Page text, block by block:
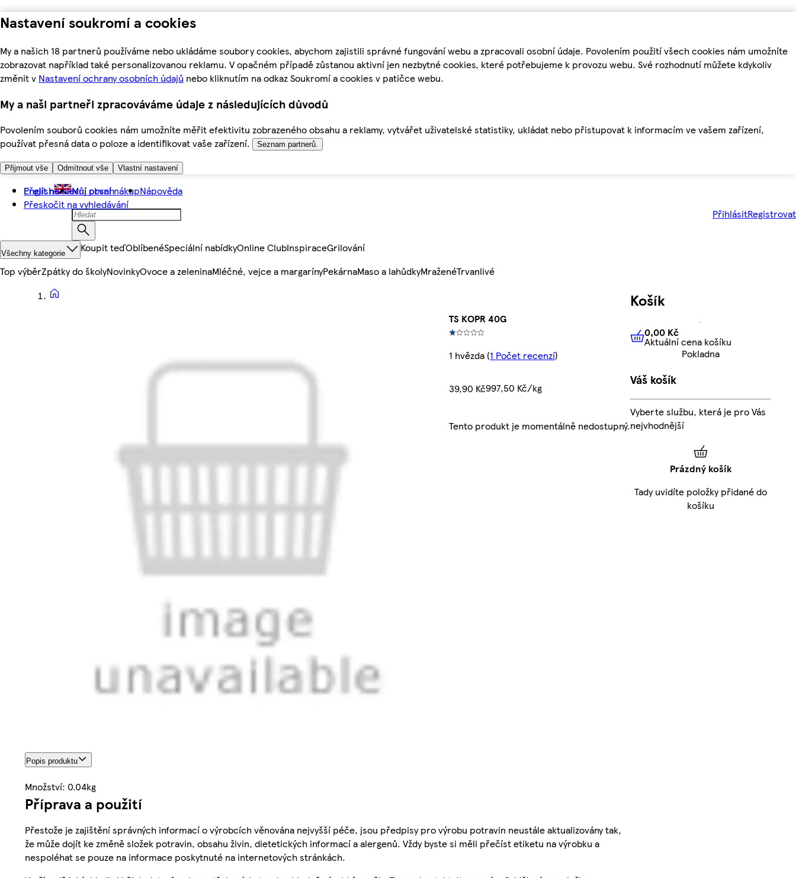
Nastavení soukromí a cookies
My a našich 18 partnerů používáme nebo ukládáme soubory cookies, abychom zajistili správné fungování webu a zpracovali osobní údaje. Povolením použití všech cookies nám umožníte
zobrazovat například také personalizovanou reklamu. V opačném případě zůstanou aktivní jen nezbytné cookies, které potřebujeme k provozu webu. Své rozhodnutí můžete kdykoliv
změnit v Nastavení ochrany osobních údajů nebo kliknutím na odkaz Soukromí a cookies v patičce webu.
My a naši partneři zpracováváme údaje z následujících důvodů
Povolením souborů cookies nám umožníte měřit efektivitu zobrazeného obsahu a reklamy, vytvářet uživatelské statistiky, ukládat nebo přistupovat k informacím ve vašem zařízení,
používat přesná data o poloze a identifikovat vaše zařízení.
Seznam partnerů.
Přijmout vše Odmítnout vše Vlastní nastavení
Přejít na hlavní obsah
Přeskočit na vyhledávání
English Můj první nákupNápověda
PřihlásitRegistrovat
Všechny kategorie Koupit teďOblíbenéSpeciální nabídkyOnline ClubInspiraceGrilování
Top výběrZpátky do školyNovinkyOvoce a zeleninaMléčné, vejce a margarínyPekárnaMaso a lahůdkyMraženéTrvanlivé
TS KOPR 40G
1 hvězda (1 Počet recenzí)
39,90 Kč997,50 Kč/kg
Tento produkt je momentálně nedostupný.
Popis produktu
Množství: 0.04kg
Příprava a použití
Přestože je zajištění správných informací o výrobcích věnována nejvyšší péče, jsou předpisy pro výrobu potravin neustále aktualizovány tak,
že může dojít ke změně složek potravin, obsahu živin, dietetických informací a alergenů. Vždy byste si měli přečíst etiketu na výrobku a
nespoléhat se pouze na informace poskytnuté na internetových stránkách.
Košík
0,00 KčAktuální cena košíku
0,00 Kč
Aktuální cena košíku
Pokladna
Váš košík
Vyberte službu, která je pro Vás
nejvhodnější
Prázdný košík
Tady uvidíte položky přidané do
košíku